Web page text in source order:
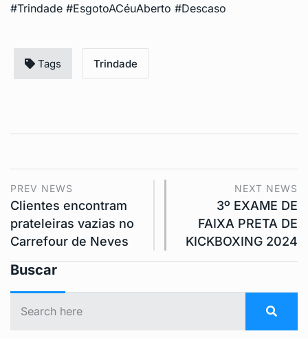
#Trindade #EsgotoACéuAberto #Descaso
Tags Trindade
PREV NEWS
Clientes encontram
prateleiras vazias no
Carrefour de Neves
NEXT NEWS
3º EXAME DE
FAIXA PRETA DE
KICKBOXING 2024
Buscar